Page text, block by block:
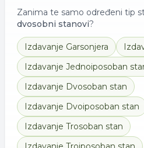
Zanima te samo određeni tip
dvosobni stanovi?
Izdavanje Garsonjera
Izdavanje Jednoiposoban
Izdavanje Dvosoban stan
Izdavanje Dvoiposoban stan
Izdavanje Trosoban stan